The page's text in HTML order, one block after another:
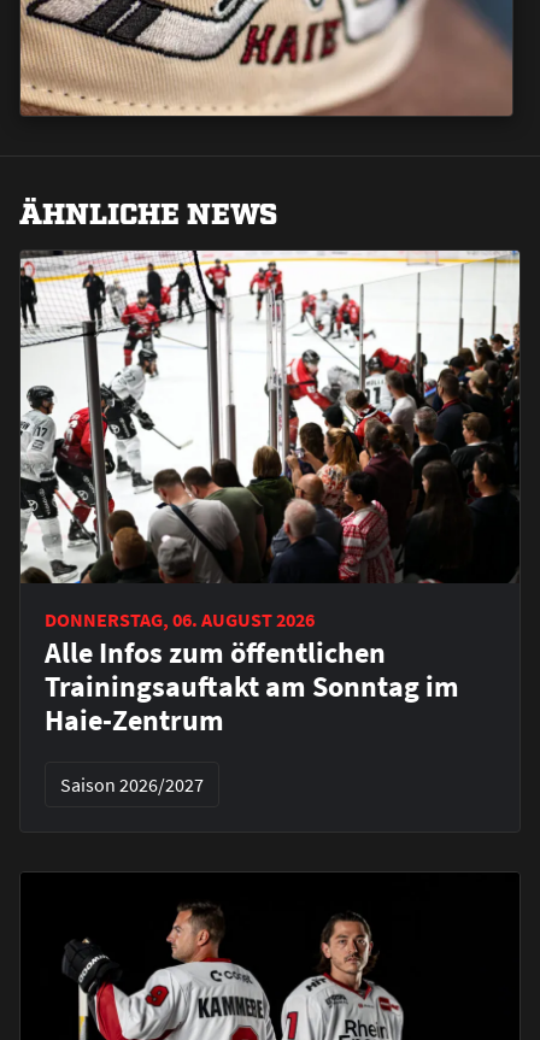
ÄHNLICHE NEWS
DONNERSTAG, 06. AUGUST 2026
Alle Infos zum öffentlichen
Trainingsauftakt am Sonntag im
Haie-Zentrum
Saison 2026/2027